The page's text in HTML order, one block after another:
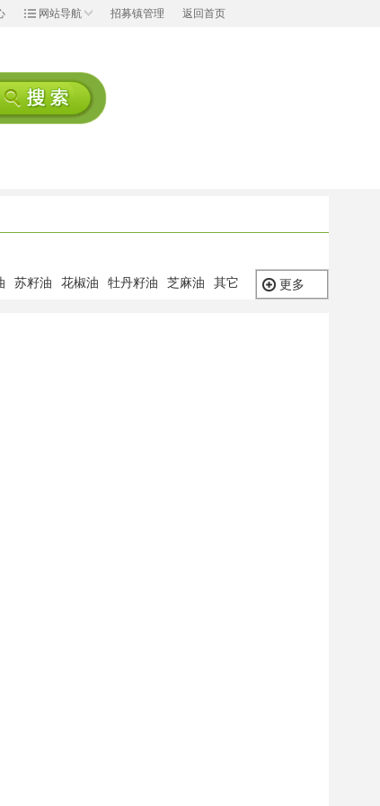
网站导航 招募镇管理 返回首页
更多
苏籽油 花椒油 牡丹籽油 芝麻油 其它